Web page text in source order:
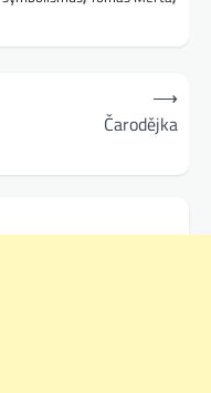
Čarodějka
⟶